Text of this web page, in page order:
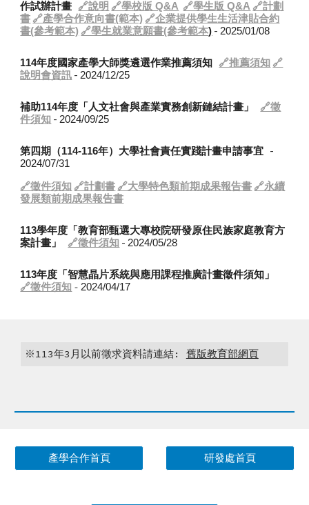
作試辦計畫
🔗說明 🔗學校版 Q&A 🔗學生版 Q&A 🔗計劃
書 🔗產學合作意向書(範本) 🔗企業提供學生生活津貼合約
書(參考範本) 🔗學生就業意願書(參考範本) - 2025/01/08
114年度國家產學大師獎遴選作業推薦須知 🔗推薦須知 🔗
說明會資訊 - 2024/12/25
補助114年度「人文社會與產業實務創新鏈結計畫」
🔗徵
件須知 - 2024/09/25
第四期（114-116年）大學社會責任實踐計畫申請事宜 -
2024/07/31
🔗徵件須知 🔗計劃書 🔗大學特色類前期成果報告書 🔗永續
發展類前期成果報告書
113學年度「教育部甄選大專校院研發原住民族家庭教育方
案計畫」
🔗徵件須知 - 2024/05/28
113年度「智慧晶片系統與應用課程推廣計畫徵件須知」
🔗徵件須知 - 2024/04/17
※113年3月以前徵求資料請連結: 舊版教育部網頁
產學合作首頁 研發處首頁